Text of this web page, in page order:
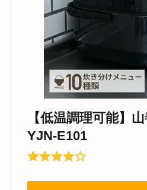
【低温調理可能】
YJN-E101